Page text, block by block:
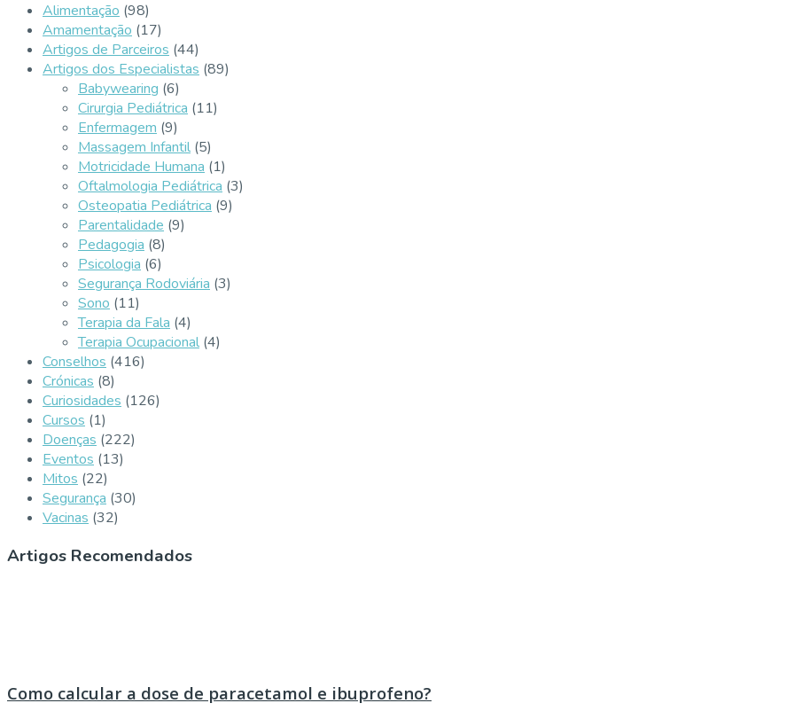
Alimentação (98)
Amamentação (17)
Artigos de Parceiros (44)
Artigos dos Especialistas (89)
Babywearing (6)
Cirurgia Pediátrica (11)
Enfermagem (9)
Massagem Infantil (5)
Motricidade Humana (1)
Oftalmologia Pediátrica (3)
Osteopatia Pediátrica (9)
Parentalidade (9)
Pedagogia (8)
Psicologia (6)
Segurança Rodoviária (3)
Sono (11)
Terapia da Fala (4)
Terapia Ocupacional (4)
Conselhos (416)
Crónicas (8)
Curiosidades (126)
Cursos (1)
Doenças (222)
Eventos (13)
Mitos (22)
Segurança (30)
Vacinas (32)
Artigos Recomendados
Como calcular a dose de paracetamol e ibuprofeno?